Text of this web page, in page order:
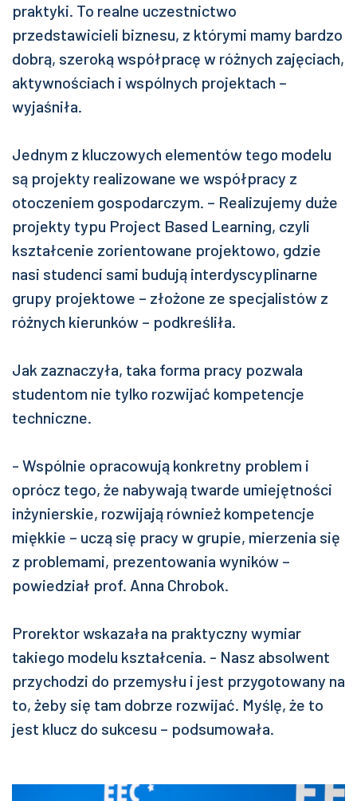
praktyki. To realne uczestnictwo
przedstawicieli biznesu, z którymi mamy bardzo
dobrą, szeroką współpracę w różnych zajęciach,
aktywnościach i wspólnych projektach –
wyjaśniła.
Jednym z kluczowych elementów tego modelu
są projekty realizowane we współpracy z
otoczeniem gospodarczym. – Realizujemy duże
projekty typu Project Based Learning, czyli
kształcenie zorientowane projektowo, gdzie
nasi studenci sami budują interdyscyplinarne
grupy projektowe – złożone ze specjalistów z
różnych kierunków – podkreśliła.
Jak zaznaczyła, taka forma pracy pozwala
studentom nie tylko rozwijać kompetencje
techniczne.
- Wspólnie opracowują konkretny problem i
oprócz tego, że nabywają twarde umiejętności
inżynierskie, rozwijają również kompetencje
miękkie – uczą się pracy w grupie, mierzenia się
z problemami, prezentowania wyników –
powiedział prof. Anna Chrobok.
Prorektor wskazała na praktyczny wymiar
takiego modelu kształcenia. - Nasz absolwent
przychodzi do przemysłu i jest przygotowany na
to, żeby się tam dobrze rozwijać. Myślę, że to
jest klucz do sukcesu – podsumowała.